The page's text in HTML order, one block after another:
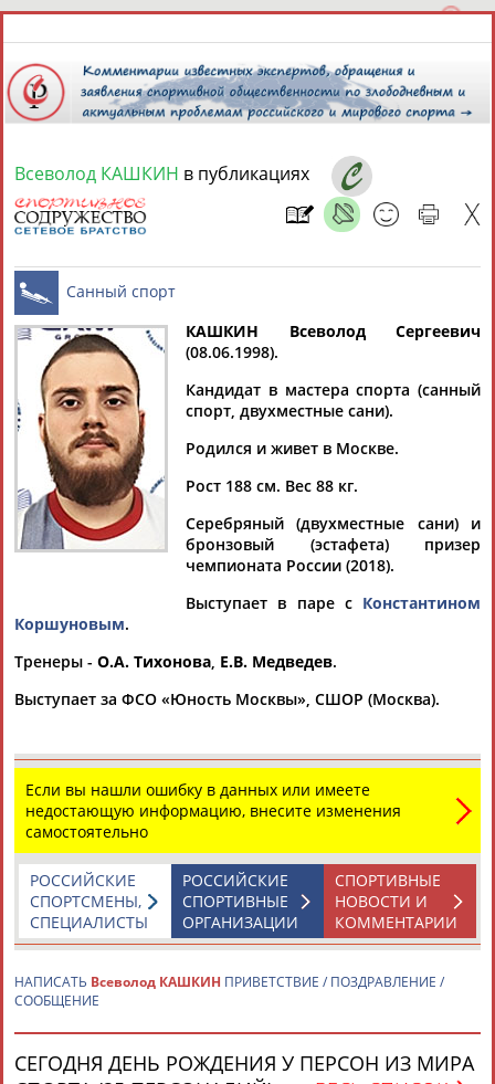
8 августа 2026 года,
СПОРТСМЕНЫ, ТРЕНЕРЫ И СПЕЦИАЛИСТЫ
Найдено: 13181персон Расширенный поиск
Аслаудин
АБАЕВ
Елена
АБАИМОВА
АБАКУМОВА
АБАРЕНОВ
Тамилла
АБАСОВА
АБАЧАРАЕВ
Ростом
АБАШИДЗЕ
БУЛАТОВА
Всеволод КАШКИН в публикациях
Санный спорт
КАШКИН Всеволод Сергеевич
(08.06.1998).
Кандидат в мастера спорта (санный
спорт, двухместные сани).
Родился и живет в Москве.
Рост 188 см. Вес 88 кг.
Серебряный (двухместные сани) и
бронзовый (эстафета) призер
чемпионата России (2018).
Выступает в паре с Константином
Коршуновым.
Тренеры - О.А. Тихонова, Е.В. Медведев.
Выступает за ФСО «Юность Москвы», СШОР (Москва).
Если вы нашли ошибку в данных или имеете
недостающую информацию, внесите изменения
самостоятельно
СПОРТИВНЫЕ
НОВОСТИ И
КОММЕНТАРИИ
РОССИЙСКИЕ
СПОРТИВНЫЕ
ОРГАНИЗАЦИИ
РОССИЙСКИЕ
СПОРТСМЕНЫ,
СПЕЦИАЛИСТЫ
НАПИСАТЬ Всеволод КАШКИН ПРИВЕТСТВИЕ / ПОЗДРАВЛЕНИЕ /
СООБЩЕНИЕ
СЕГОДНЯ ДЕНЬ РОЖДЕНИЯ У ПЕРСОН ИЗ МИРА